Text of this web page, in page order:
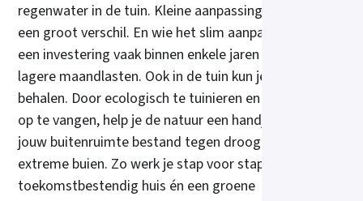
regenwater in de tuin. Kleine aanpassingen maken al
een groot verschil. En wie het slim aanpakt, verdient
een investering vaak binnen enkele jaren terug door
lagere maandlasten. Ook in de tuin kun je veel winst
behalen. Door ecologisch te tuinieren en regenwater
op te vangen, help je de natuur een handje én maak je
jouw buitenruimte bestand tegen droogte en
extreme buien. Zo werk je stap voor stap aan een
toekomstbestendig huis én een groene
Buitenverlichting